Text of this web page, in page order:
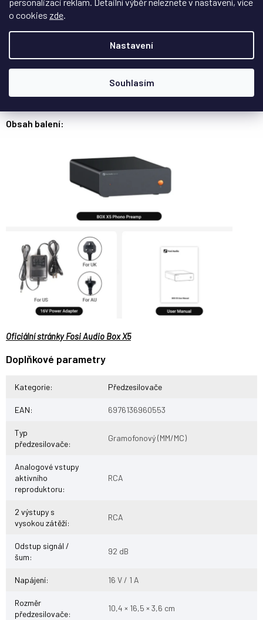
o cookies zde
Nastavení
Souhlasím
Pro majitele gramofonů s MM nebo MC přenoskou
Pro uživatele, kteří požadují čistý, dynamický a přirozený
Pro sestavy, které nemají vestavěný phono vstup
Obsah balení:
Oficiální stránky Fosi Audio Box X5
Doplňkové parametry
Kategorie: Předzesilovače
EAN: 6976136960553
Typ
předzesilovače:
Gramofonový (MM/MC)
Analogové vstupy
aktivního
reproduktoru:
RCA
2 výstupy s
vysokou zátěží:
RCA
Odstup signál /
šum:
92 dB
Napájení: 16 V / 1 A
Rozměr
předzesilovače:
10,4 × 16,5 × 3,6 cm